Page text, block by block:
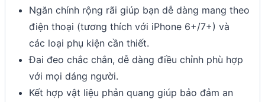
Ngăn chính rộng rãi giúp bạn dễ dàng mang theo
điện thoại (tương thích với iPhone 6+/7+) và
các loại phụ kiện cần thiết.
Đai đeo chắc chắn, dễ dàng điều chỉnh phù hợp
với mọi dáng người.
Kết hợp vật liệu phản quang giúp bảo đảm an